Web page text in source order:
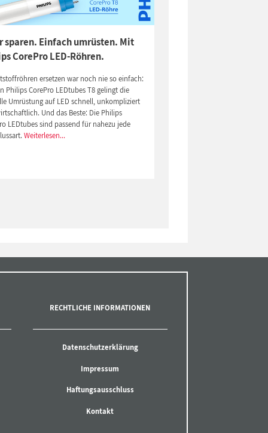
sparen. Einfach umrüsten. Mit
CorePro LED-Röhren.
ersetzen war noch nie so einfach:
Philips CorePro LEDtubes T8 gelingt die
Umrüstung auf LED schnell, unkompliziert
Und das Beste: Die Philips
LEDtubes sind passend für nahezu jede
Weiterlesen...
RECHTLICHE INFORMATIONEN
Datenschutzerklärung
Impressum
Haftungsausschluss
Kontakt